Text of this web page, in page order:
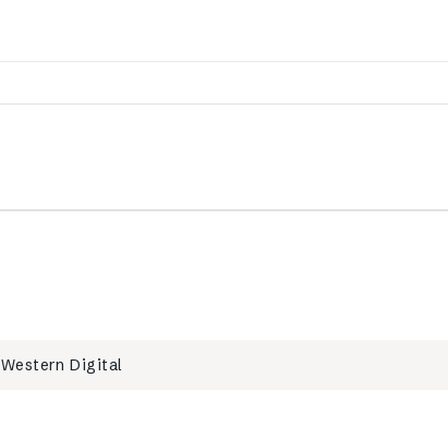
Western Digital